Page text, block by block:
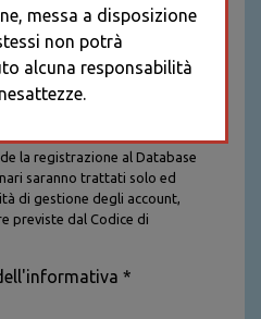
la registrazione al Database
saranno trattati solo ed
di gestione degli account,
previste dal Codice di
richieste dalla legge e
stabilita caso per caso
*
messa a disposizione
non potrà
alcuna responsabilità